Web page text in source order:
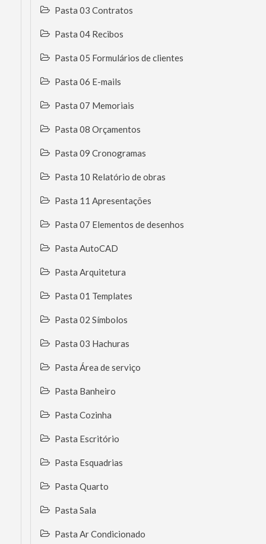
Pasta 03 Contratos
Pasta 04 Recibos
Pasta 05 Formulários de clientes
Pasta 06 E-mails
Pasta 07 Memoriais
Pasta 08 Orçamentos
Pasta 09 Cronogramas
Pasta 10 Relatório de obras
Pasta 11 Apresentações
Pasta 07 Elementos de desenhos
Pasta AutoCAD
Pasta Arquitetura
Pasta 01 Templates
Pasta 02 Símbolos
Pasta 03 Hachuras
Pasta Área de serviço
Pasta Banheiro
Pasta Cozinha
Pasta Escritório
Pasta Esquadrias
Pasta Quarto
Pasta Sala
Pasta Ar Condicionado